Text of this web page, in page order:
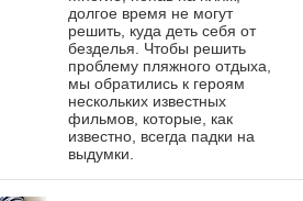
долгое время не могут
решить, куда деть себя от
безделья. Чтобы решить
проблему пляжного отдыха,
мы обратились к героям
нескольких известных
фильмов, которые, как
известно, всегда падки на
выдумки.